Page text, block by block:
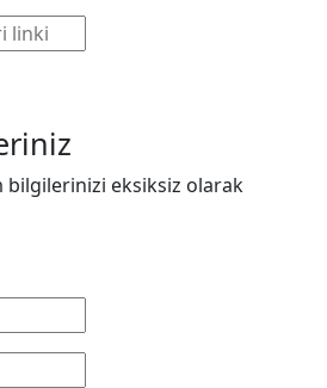
bilgilerinizi eksiksiz olarak